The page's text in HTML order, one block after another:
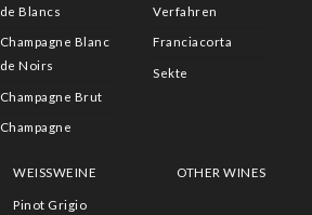
de Blancs
Champagne Blanc
de Noirs
Champagne Brut
Champagne
Verfahren
Franciacorta
Sekte
WEISSWEINE
Pinot Grigio
OTHER WINES